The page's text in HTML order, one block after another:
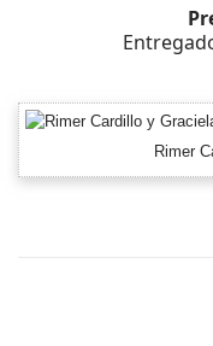
Rimer